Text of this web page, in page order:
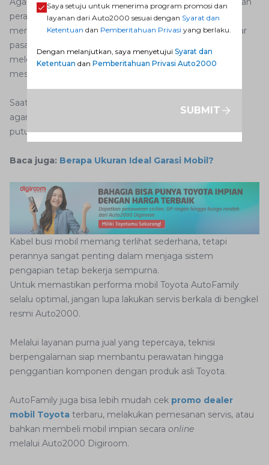
perawatan secara rutin. Berikut adalah beberapa tips
merawat kabel busi:1. Hindari terlalu sering membongkar
pasang kabel busi. Jika memang tidak darurat, jangan
melepas kabel busi.2. Hindari melepas kabel busi saat
mesin masih panas.3.
Saat ingin melepas kabel busi, tarik bagian kepala kabel
agar serat penghantar listrik di dalam kabel tidak cepat
putus. Jangan menarik bagian badan kabel.
Baca juga: Berapa Ukuran Ideal Garasi Mobil?
Kabel busi mobil memang terlihat sederhana, tetapi
perannya sangat penting dalam menjaga sistem
pengapian tetap bekerja sempurna.
Untuk memastikan performa mobil Toyota AutoFamily
selalu optimal, jangan lupa lakukan servis berkala di bengkel
resmi Auto2000.
Melalui layanan purna jual yang tepercaya, teknisi
berpengalaman siap membantu perawatan hingga
penggantian komponen dengan produk asli Toyota.
AutoFamily juga bisa lebih mudah cek promo dealer
mobil Toyota terbaru, melakukan pemesanan servis, atau
bahkan membeli mobil impian secara online
melalui Auto2000 Digiroom.
Saya setuju untuk menerima program promosi dan
layanan dari Auto2000 sesuai dengan Syarat dan
Ketentuan dan Pemberitahuan Privasi yang berlaku.
Dengan melanjutkan, saya menyetujui Syarat dan
Ketentuan dan Pemberitahuan Privasi Auto2000
SUBMIT